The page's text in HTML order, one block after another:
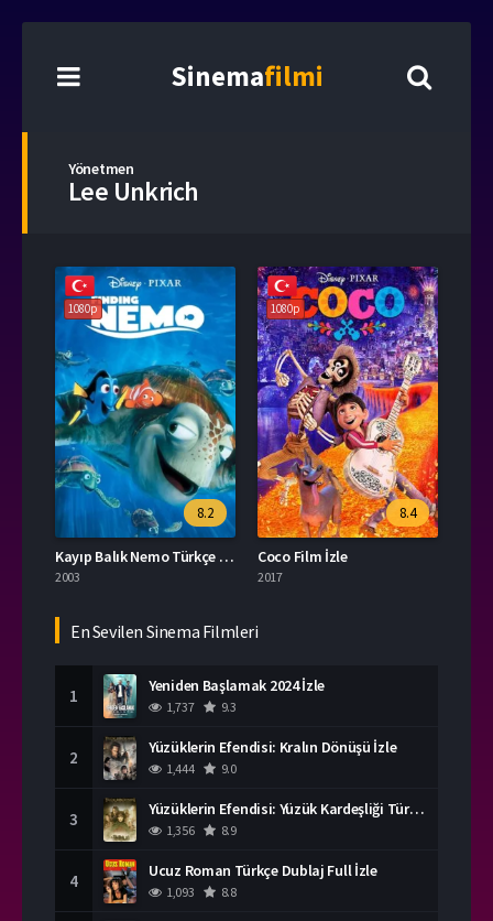
Sinemafilmi
Yönetmen
Lee Unkrich
1080p
8.2
Kayıp Balık Nemo Türkçe Dublaj İzle
2003
1080p
8.4
Coco Film İzle
2017
En Sevilen Sinema Filmleri
1 Yeniden Başlamak 2024 İzle
1,737 9.3
2 Yüzüklerin Efendisi: Kralın Dönüşü İzle
1,444 9.0
3 Yüzüklerin Efendisi: Yüzük Kardeşliği Türkçe Dublaj İzle
1,356 8.9
4 Ucuz Roman Türkçe Dublaj Full İzle
1,093 8.8